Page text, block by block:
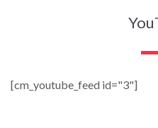
[cm_youtube_feed id="3"]